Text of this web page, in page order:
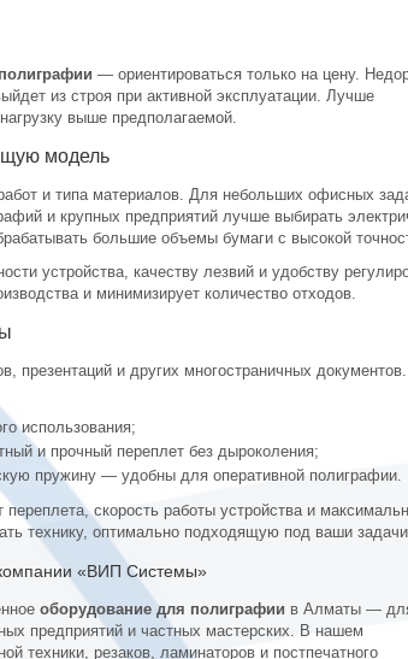
— ориентироваться только на цену.
из строя при активной эксплуатации. Лучше
выше предполагаемой.
модель
и типа материалов. Для небольших офисных
и крупных предприятий лучше выбирать
большие объемы бумаги с высокой
устройства, качеству лезвий и удобству
и минимизирует количество отходов.
презентаций и других многостраничных документов.
использования;
и прочный переплет без дыроколения;
пружину — удобны для оперативной полиграфии.
скорость работы устройства и
технику, оптимально подходящую под ваши
«ВИП Системы»
оборудование для полиграфии в Алматы —
предприятий и частных мастерских. В нашем
техники, резаков, ламинаторов и постпечатного